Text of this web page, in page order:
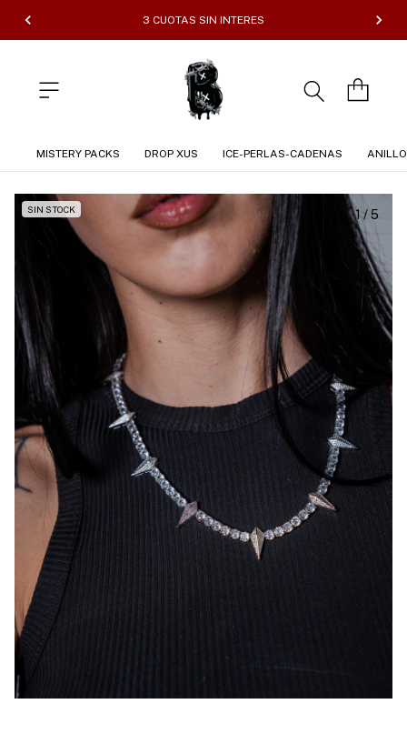
3 CUOTAS SIN INTERES
MISTERY PACKS DROP XUS ICE-PERLAS-CADENAS
SIN STOCK 1/5